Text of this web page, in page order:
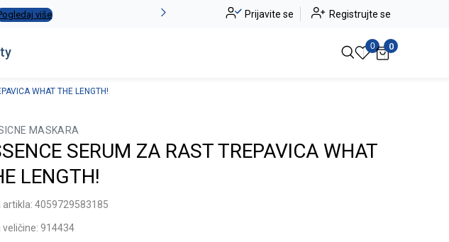
više Alma Ras do -50% Pogledaj više
Prijavite se Registrujte se
0 0
WHAT THE LENGTH!
MASKARA
SERUM ZA RAST TREPAVICA WHAT
LENGTH!
artikla: 4059729583185
veličine: 914434